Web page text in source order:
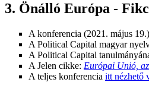
3. Önálló Európa -
A konferencia (2021. május
A Political Capital magyar
A Political Capital
A Jelen cikke: Európai Unió,
A teljes konferencia itt nézhető